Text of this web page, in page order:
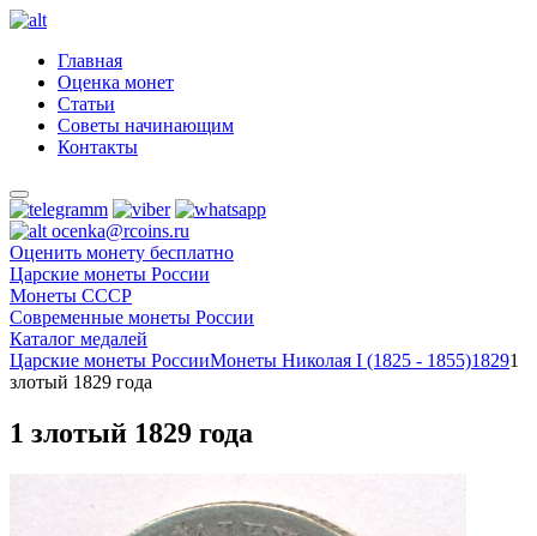
Главная
Оценка монет
Статьи
Советы начинающим
Контакты
ocenka@rcoins.ru
Оценить монету бесплатно
Царские монеты России
Монеты СССР
Современные монеты России
Каталог медалей
Царские монеты РоссииМонеты Николая I (1825 - 1855)18291
злотый 1829 года
1 злотый 1829 года